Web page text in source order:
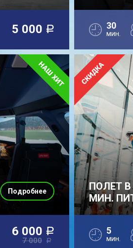
5 000 a 30
мин.
6 000 a
7 000 a
Подробнее
ПОЛЕТ В
МИН.
5
мин.